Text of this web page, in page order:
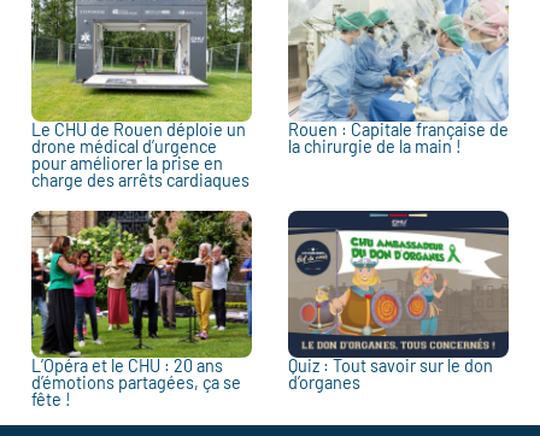
Le CHU de Rouen déploie un
drone médical d’urgence
pour améliorer la prise en
charge des arrêts cardiaques
Rouen : Capitale française de
la chirurgie de la main !
L’Opéra et le CHU : 20 ans
d’émotions partagées, ça se
fête !
Quiz : Tout savoir sur le don
d’organes